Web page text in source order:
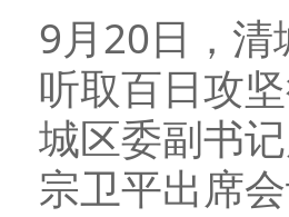
9月20日，清
听取百日攻
城区委副书
宗卫平出席会